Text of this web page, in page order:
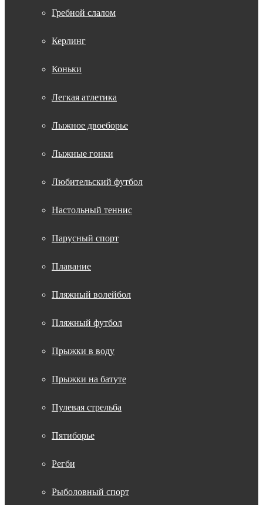
Гребной слалом
Керлинг
Коньки
Легкая атлетика
Лыжное двоеборье
Лыжные гонки
Любительский футбол
Настольный теннис
Парусный спорт
Плавание
Пляжный волейбол
Пляжный футбол
Прыжки в воду
Прыжки на батуте
Пулевая стрельба
Пятиборье
Регби
Рыболовный спорт